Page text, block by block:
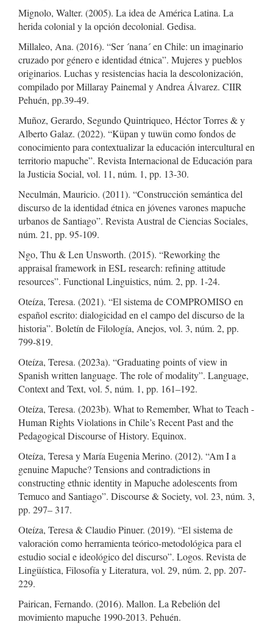
Mignolo, Walter. (2005). La idea de América Latina. La
herida colonial y la opción decolonial. Gedisa.
Millaleo, Ana. (2016). “Ser ´nana´ en Chile: un imaginario
cruzado por género e identidad étnica”. Mujeres y pueblos
originarios. Luchas y resistencias hacia la descolonización,
compilado por Millaray Painemal y Andrea Álvarez. CIIR
Pehuén, pp.39-49.
Muñoz, Gerardo, Segundo Quintriqueo, Héctor Torres & y
Alberto Galaz. (2022). “Küpan y tuwün como fondos de
conocimiento para contextualizar la educación intercultural en
territorio mapuche”. Revista Internacional de Educación para
la Justicia Social, vol. 11, núm. 1, pp. 13-30.
Neculmán, Mauricio. (2011). “Construcción semántica del
discurso de la identidad étnica en jóvenes varones mapuche
urbanos de Santiago”. Revista Austral de Ciencias Sociales,
núm. 21, pp. 95-109.
Ngo, Thu & Len Unsworth. (2015). “Reworking the
appraisal framework in ESL research: refining attitude
resources”. Functional Linguistics, núm. 2, pp. 1-24.
Oteíza, Teresa. (2021). “El sistema de COMPROMISO en
español escrito: dialogicidad en el campo del discurso de la
historia”. Boletín de Filología, Anejos, vol. 3, núm. 2, pp.
799-819.
Oteíza, Teresa. (2023a). “Graduating points of view in
Spanish written language. The role of modality”. Language,
Context and Text, vol. 5, núm. 1, pp. 161–192.
Oteíza, Teresa. (2023b). What to Remember, What to Teach -
Human Rights Violations in Chile’s Recent Past and the
Pedagogical Discourse of History. Equinox.
Oteíza, Teresa y María Eugenia Merino. (2012). “Am I a
genuine Mapuche? Tensions and contradictions in
constructing ethnic identity in Mapuche adolescents from
Temuco and Santiago”. Discourse & Society, vol. 23, núm. 3,
pp. 297– 317.
Oteíza, Teresa & Claudio Pinuer. (2019). “El sistema de
valoración como herramienta teórico-metodológica para el
estudio social e ideológico del discurso”. Logos. Revista de
Lingüística, Filosofía y Literatura, vol. 29, núm. 2, pp. 207-
229.
Pairican, Fernando. (2016). Mallon. La Rebelión del
movimiento mapuche 1990-2013. Pehuén.